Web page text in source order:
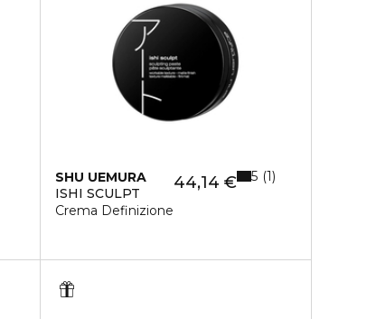
SHU UEMURA
ISHI SCULPT
Crema Definizione
44,14 € 5 1